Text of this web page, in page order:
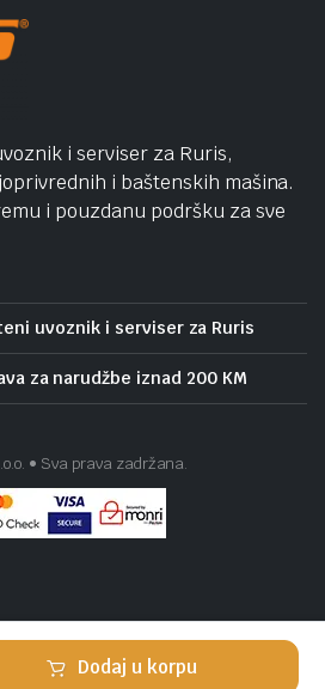
Dodaj u korpu
i serviser za Ruris,
i baštenskih mašina.
i pouzdanu podršku za sve
uvoznik i serviser za Ruris
za narudžbe iznad 200 KM
• Sva prava zadržana.